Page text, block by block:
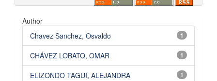
Author
1
Chavez Sanchez, Osvaldo
1
CHÁVEZ LOBATO, OMAR
1
ELIZONDO TAGUI, ALEJANDRA